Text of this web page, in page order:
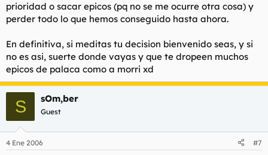
prioridad o sacar epicos (pq no se me ocurre otra cosa) y
perder todo lo que hemos conseguido hasta ahora.
En definitiva, si meditas tu decision bienvenido seas, y si
no es asi, suerte donde vayas y que te dropeen muchos
epicos de palaca como a morri xd
S sOm,ber
Guest
4 Ene 2006 #7